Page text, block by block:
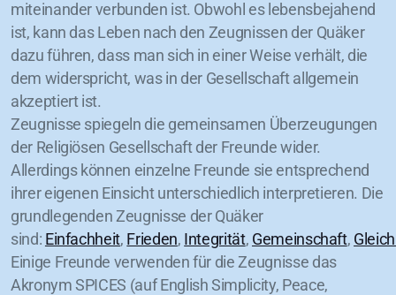
miteinander verbunden ist. Obwohl es lebensbejahend
ist, kann das Leben nach den Zeugnissen der Quäker
dazu führen, dass man sich in einer Weise verhält, die
dem widerspricht, was in der Gesellschaft allgemein
akzeptiert ist.
Zeugnisse spiegeln die gemeinsamen Überzeugungen
der Religiösen Gesellschaft der Freunde wider.
Allerdings können einzelne Freunde sie entsprechend
ihrer eigenen Einsicht unterschiedlich interpretieren. Die
grundlegenden Zeugnisse der Quäker
sind: Einfachheit, Frieden, Integrität, Gemeinschaft,
Einige Freunde verwenden für die Zeugnisse das
Akronym SPICES (auf English Simplicity, Peace,